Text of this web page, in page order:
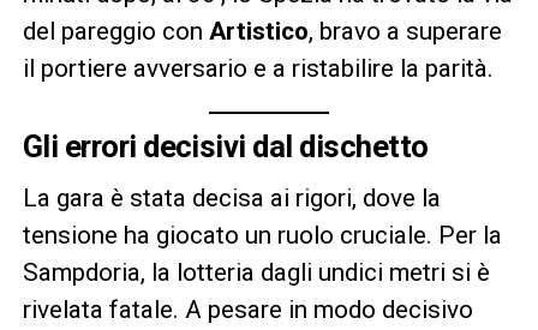
del pareggio con Artistico, bravo a superare
il portiere avversario e a ristabilire la parità.
Gli errori decisivi dal dischetto
La gara è stata decisa ai rigori, dove la
tensione ha giocato un ruolo cruciale. Per la
Sampdoria, la lotteria dagli undici metri si è
rivelata fatale. A pesare in modo decisivo